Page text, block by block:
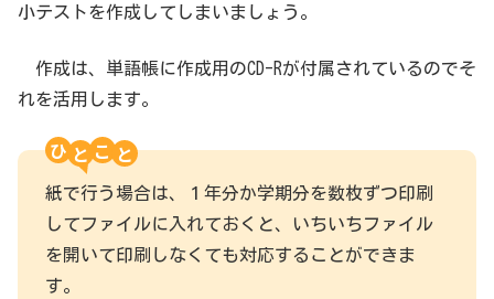
小テストを作成してしまいましょう。
作成は、単語帳に作成用のCD-Rが付属されているのでそ
れを活用します。
ひ こ
紙で行う場合は、１年分か学期分を数枚ずつ印刷
してファイルに入れておくと、いちいちファイル
を開いて印刷しなくても対応することができま
す。